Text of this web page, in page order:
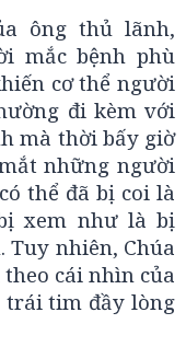
ông thủ lãnh,
mắc bệnh phù
cơ thể người
đi kèm với
mà thời bấy giờ
những người
thể đã bị coi là
xem như là bị
nhiên, Chúa
cái nhìn của
trái tim đầy lòng